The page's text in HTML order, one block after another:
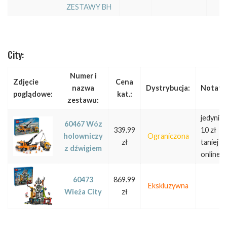
ZESTAWY BH
City:
Zdjęcie
poglądowe:
Numer i
nazwa
zestawu:
Cena
kat.:
Dystrybucja:
60467 Wóz
holowniczy
z dźwigiem
339.99
zł
Ograniczona
jedynie
10 zł
taniej
online
60473
Wieża City
869.99
zł
Ekskluzywna